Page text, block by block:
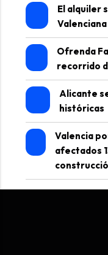
El alquiler
Ofrenda
recorrido
Alicante
históricas
Valencia
afectados